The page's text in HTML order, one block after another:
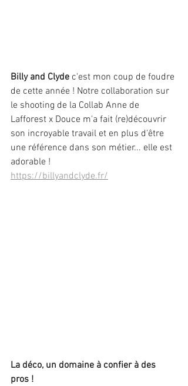
Billy and Clyde c'est mon coup de foudre
de cette année ! Notre collaboration sur
le shooting de la Collab Anne de
Lafforest x Douce m'a fait (re)découvrir
son incroyable travail et en plus d'être
une référence dans son métier... elle est
adorable !
https://billyandclyde.fr/
La déco, un domaine à confier à des
pros !